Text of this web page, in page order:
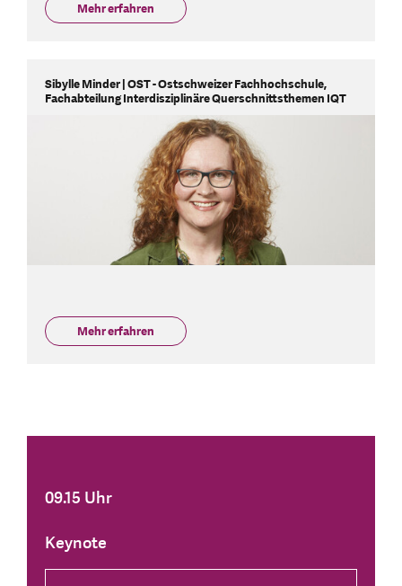
Mehr erfahren
Sibylle Minder | OST - Ostschweizer Fachhochschule,
Fachabteilung Interdisziplinäre Querschnittsthemen IQT
Mehr erfahren
09.15 Uhr
Keynote